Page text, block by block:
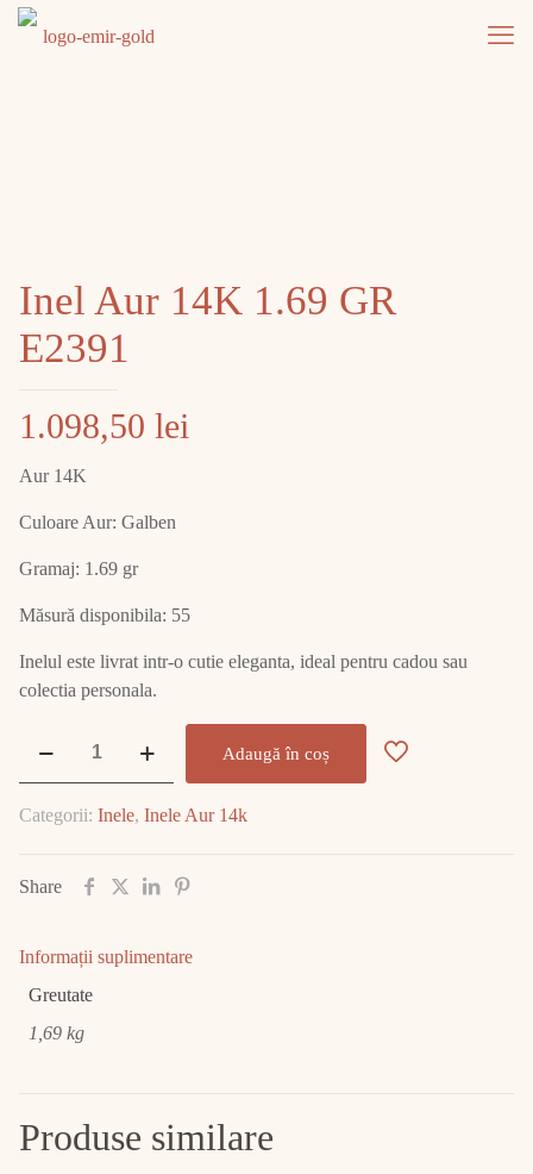
Inel Aur 14K 1.69 GR
E2391
1.098,50 lei
Aur 14K
Culoare Aur: Galben
Gramaj: 1.69 gr
Măsură disponibila: 55
Inelul este livrat intr-o cutie eleganta, ideal pentru cadou sau
colectia personala.
14K
GR
Adaugă în coș
Categorii: Inele, Inele Aur 14k
Share
Informații suplimentare
Greutate
1,69 kg
Produse similare